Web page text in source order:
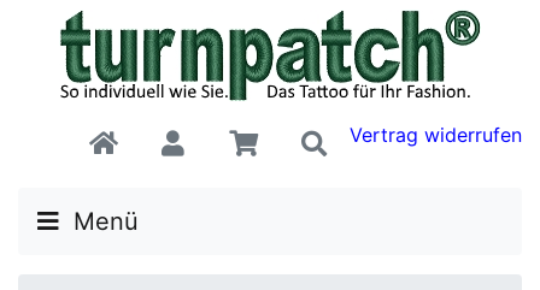
Vertrag widerrufen
Menü